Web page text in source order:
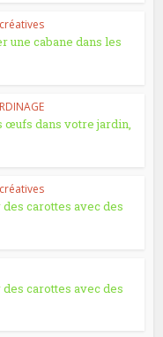
une cabane dans les
œufs dans votre jardin,
carottes avec des
carottes avec des